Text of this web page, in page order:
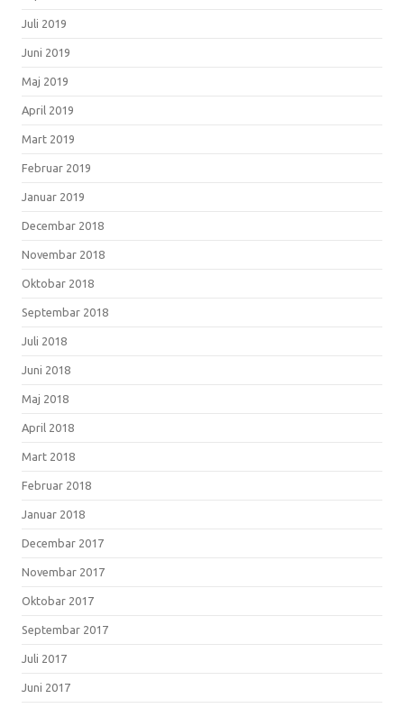
Juli 2019
Juni 2019
Maj 2019
April 2019
Mart 2019
Februar 2019
Januar 2019
Decembar 2018
Novembar 2018
Oktobar 2018
Septembar 2018
Juli 2018
Juni 2018
Maj 2018
April 2018
Mart 2018
Februar 2018
Januar 2018
Decembar 2017
Novembar 2017
Oktobar 2017
Septembar 2017
Juli 2017
Juni 2017